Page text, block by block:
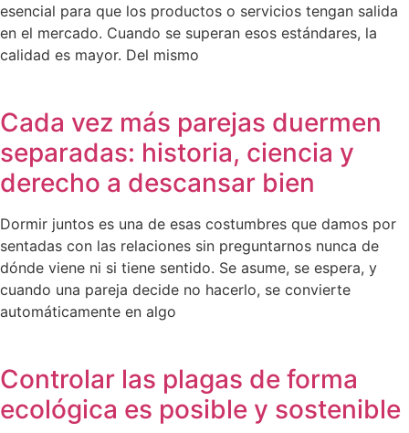
esencial para que los productos o servicios tengan salida
en el mercado. Cuando se superan esos estándares, la
calidad es mayor. Del mismo
Cada vez más parejas duermen
separadas: historia, ciencia y
derecho a descansar bien
Dormir juntos es una de esas costumbres que damos por
sentadas con las relaciones sin preguntarnos nunca de
dónde viene ni si tiene sentido. Se asume, se espera, y
cuando una pareja decide no hacerlo, se convierte
automáticamente en algo
Controlar las plagas de forma
ecológica es posible y sostenible